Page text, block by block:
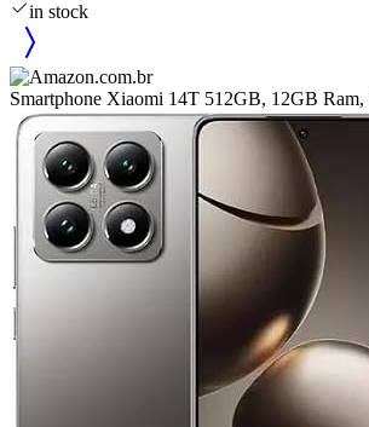
in stock
Smartphone Xiaomi 14T 512GB, 12GB